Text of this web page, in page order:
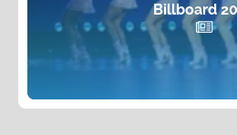
Billboard